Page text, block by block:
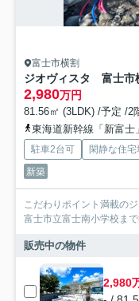
富士市横割
ジオヴィスタ 富士
2,980万円
81.56㎡ (3LDK) /予定 /2
東海道新幹線「新富士
駐車2台可 閑静な住宅
新築
こだわりポイント満載の
富士市立富士南小学校ま
販売中の物件
2,980